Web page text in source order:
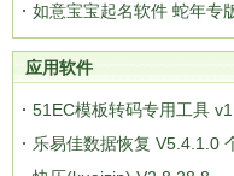
如意宝宝起名软件 蛇年专
应用软件
51EC模板转码专用工具
乐易佳数据恢复 V5.4.1.0